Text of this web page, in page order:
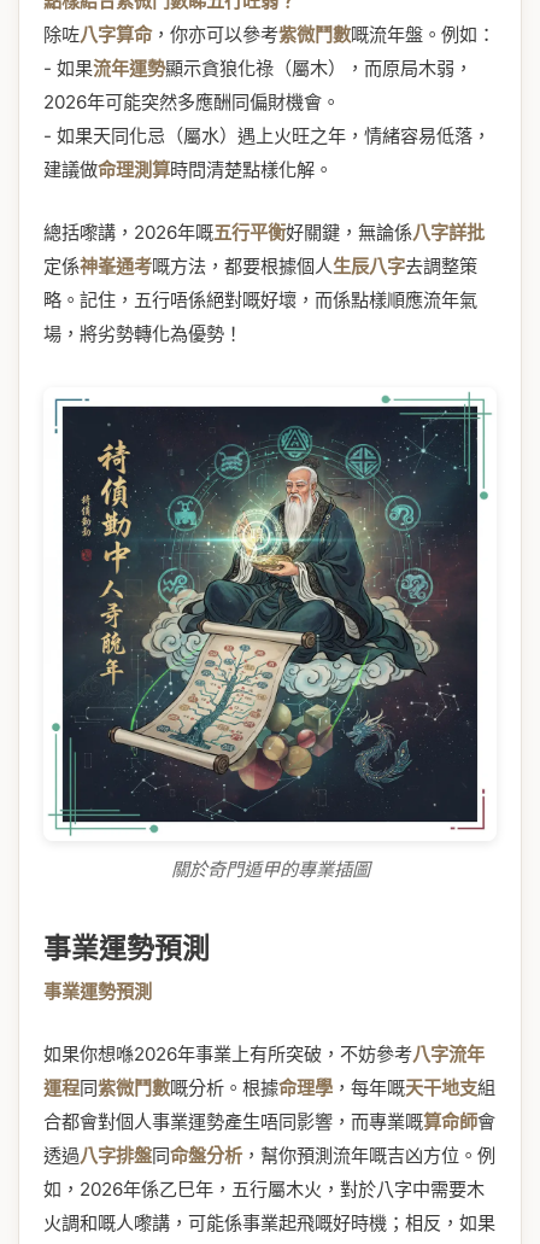
除咗八字算命，你亦可以參考紫微鬥數嘅流年盤。例如：
- 如果流年運勢顯示貪狼化祿（屬木），而原局木弱，
2026年可能突然多應酬同偏財機會。
- 如果天同化忌（屬水）遇上火旺之年，情緒容易低落，
建議做命理測算時問清楚點樣化解。
總括嚟講，2026年嘅五行平衡好關鍵，無論係八字詳批
定係神峯通考嘅方法，都要根據個人生辰八字去調整策
略。記住，五行唔係絕對嘅好壞，而係點樣順應流年氣
場，將劣勢轉化為優勢！
關於奇門遁甲的專業插圖
事業運勢預測
事業運勢預測
如果你想喺2026年事業上有所突破，不妨參考八字流年
運程同紫微鬥數嘅分析。根據命理學 ，每年嘅天干地支組
合都會對個人事業運勢產生唔同影響，而專業嘅算命師會
透過八字排盤同命盤分析 ，幫你預測流年嘅吉凶方位。例
如，2026年係乙巳年，五行屬木火，對於八字中需要木
火調和嘅人嚟講，可能係事業起飛嘅好時機；相反，如果